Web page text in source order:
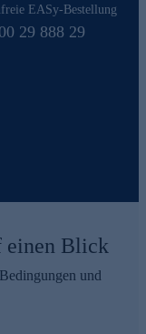
EASy-Bestellung
29 888 29
einen Blick
und